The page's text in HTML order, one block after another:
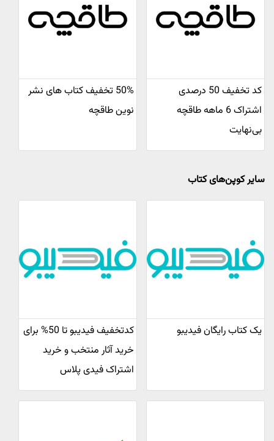
کد تخفیف 50 درصدی
اشتراک 6 ماهه طاقچه
بی‌نهایت
50% تخفیف کتاب های نشر
نوین طاقچه
سایر کوپن‌های کتاب
یک کتاب رایگان فیدیبو
کدتخفیف فیدیبو تا 50% برای
خرید آثار منتخب و خرید
اشتراک فیدی پلاس